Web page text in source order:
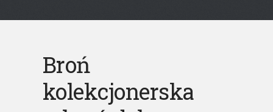
Broń
kolekcjonerska